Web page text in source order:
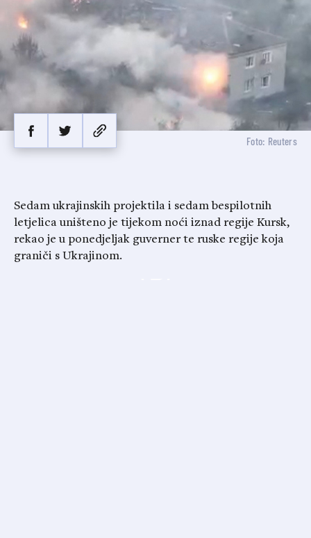
Foto: Reuters
Sedam ukrajinskih projektila i sedam bespilotnih
letjelica uništeno je tijekom noći iznad regije Kursk,
rekao je u ponedjeljak guverner te ruske regije koja
graniči s Ukrajinom.